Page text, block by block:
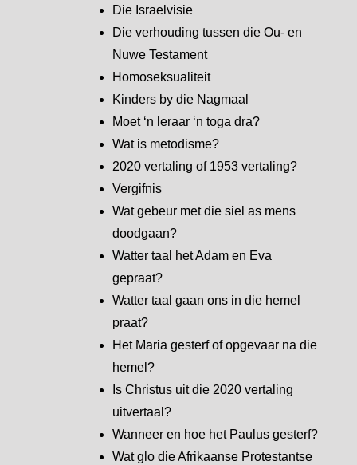
Die Israelvisie
Die verhouding tussen die Ou- en
Nuwe Testament
Homoseksualiteit
Kinders by die Nagmaal
Moet ‘n leraar ‘n toga dra?
Wat is metodisme?
2020 vertaling of 1953 vertaling?
Vergifnis
Wat gebeur met die siel as mens
doodgaan?
Watter taal het Adam en Eva
gepraat?
Watter taal gaan ons in die hemel
praat?
Het Maria gesterf of opgevaar na die
hemel?
Is Christus uit die 2020 vertaling
uitvertaal?
Wanneer en hoe het Paulus gesterf?
Wat glo die Afrikaanse Protestantse